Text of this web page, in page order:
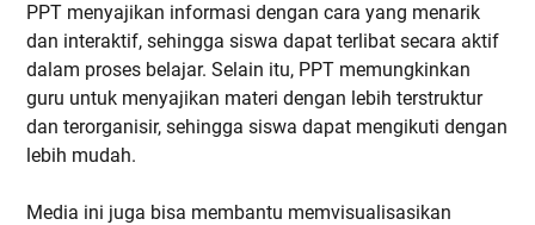
PPT menyajikan informasi dengan cara yang menarik
dan interaktif, sehingga siswa dapat terlibat secara aktif
dalam proses belajar. Selain itu, PPT memungkinkan
guru untuk menyajikan materi dengan lebih terstruktur
dan terorganisir, sehingga siswa dapat mengikuti dengan
lebih mudah.
Media ini juga bisa membantu memvisualisasikan